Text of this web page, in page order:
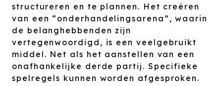
structureren en te plannen. Het creëren
van een “onderhandelingsarena”, waarin
de belanghebbenden zijn
vertegenwoordigd, is een veelgebruikt
middel. Net als het aanstellen van een
onafhankelijke derde partij. Specifieke
spelregels kunnen worden afgesproken.